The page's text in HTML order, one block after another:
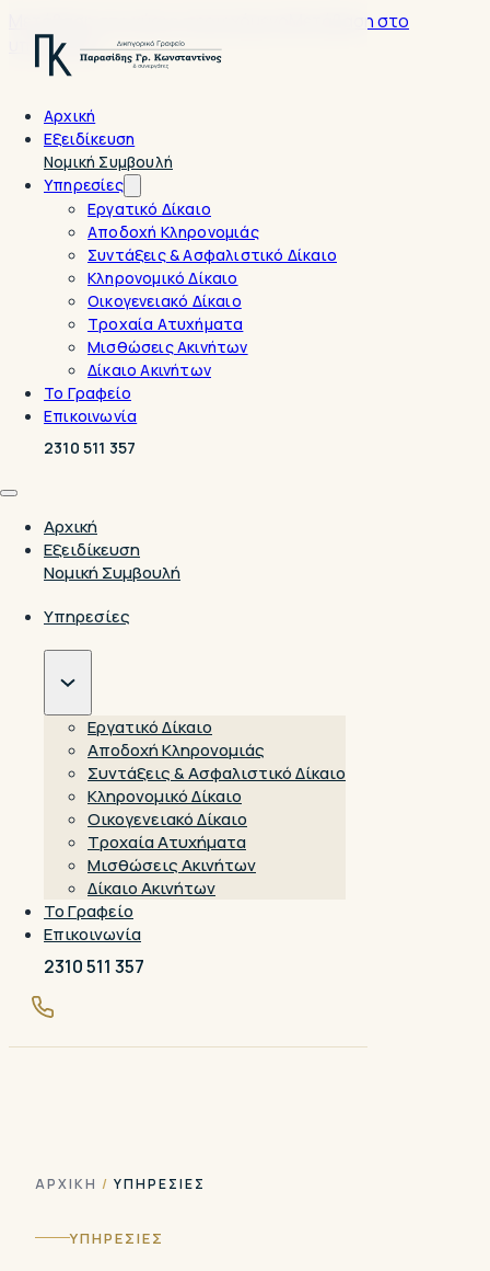
Μετάβαση στο
υποσέλιδο
Αρχική
Εξειδίκευση
Νομική Συμβουλή
Υπηρεσίες
Εργατικό Δίκαιο
Αποδοχή Κληρονομιάς
Συντάξεις & Ασφαλιστικό Δίκαιο
Κληρονομικό Δίκαιο
Οικογενειακό Δίκαιο
Τροχαία Ατυχήματα
Μισθώσεις Ακινήτων
Δίκαιο Ακινήτων
Το Γραφείο
Επικοινωνία
2310 511 357
Αρχική
Εξειδίκευση
Νομική Συμβουλή
Υπηρεσίες
Εργατικό Δίκαιο
Αποδοχή Κληρονομιάς
Συντάξεις & Ασφαλιστικό Δίκαιο
Κληρονομικό Δίκαιο
Οικογενειακό Δίκαιο
Τροχαία Ατυχήματα
Μισθώσεις Ακινήτων
Δίκαιο Ακινήτων
Το Γραφείο
Επικοινωνία
2310 511 357
ΑΡΧΙΚΉ / ΥΠΗΡΕΣΊΕΣ
ΥΠΗΡΕΣΙΕΣ